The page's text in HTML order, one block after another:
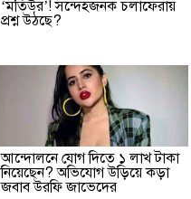
‘মতিউর’! সন্দেহজনক চলাফেরায়
প্রশ্ন উঠছে?
আন্দোলনে যোগ দিতে ১ লাখ টাকা
নিয়েছেন? অভিযোগ উড়িয়ে কড়া
জবাব উরফি জাভেদের